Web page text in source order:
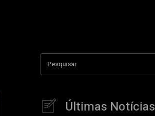
Pesquisar
Últimas Notícias